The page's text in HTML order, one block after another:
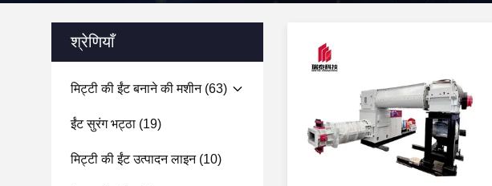
श्रेणियाँ
मिट्टी की ईंट बनाने की मशीन(63)
ईंट सुरंग भट्ठा (19)
मिट्टी की ईंट उत्पादन लाइन(10)